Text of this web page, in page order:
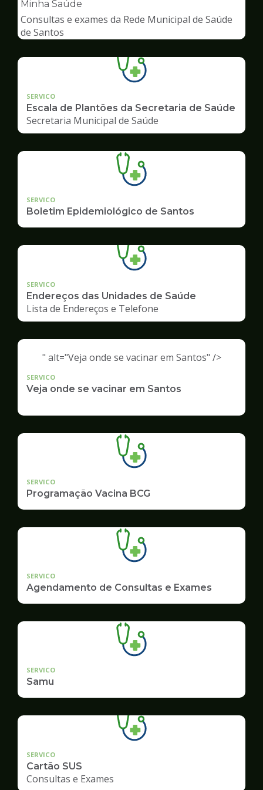
de
Saúde
Minha Saúde
Consultas e exames da Rede Municipal de Saúde
de Santos
SERVICO
Escala de Plantões da Secretaria de Saúde
Secretaria Municipal de Saúde
SERVICO
Boletim Epidemiológico de Santos
SERVICO
Endereços das Unidades de Saúde
Lista de Endereços e Telefone
" alt="Veja onde se vacinar em Santos" />
SERVICO
Veja onde se vacinar em Santos
SERVICO
Programação Vacina BCG
SERVICO
Agendamento de Consultas e Exames
SERVICO
Samu
SERVICO
Cartão SUS
Consultas e Exames